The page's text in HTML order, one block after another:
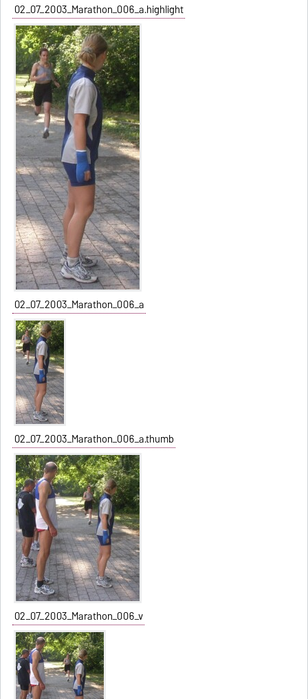
02_07_2003_Marathon_006_a.highlight
02_07_2003_Marathon_006_a
02_07_2003_Marathon_006_a.thumb
02_07_2003_Marathon_006_v